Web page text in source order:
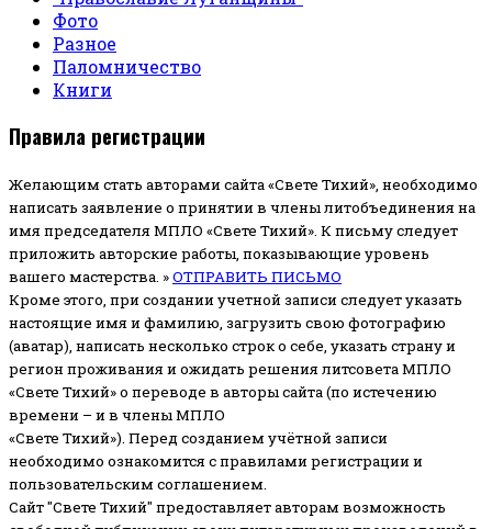
Фото
Разное
Паломничество
Книги
Правила регистрации
Желающим стать авторами сайта «Свете Тихий», необходимо
написать заявление о принятии в члены литобъединения на
имя председателя МПЛО «Свете Тихий». К письму следует
приложить авторские работы, показывающие уровень
вашего мастерства. »ОТПРАВИТЬ ПИСЬМО
Кроме этого, при создании учетной записи следует указать
настоящие имя и фамилию, загрузить свою фотографию
(аватар), написать несколько строк о себе, указать страну и
регион проживания и ожидать решения литсовета МПЛО
«Свете Тихий» о переводе в авторы сайта (по истечению
времени – и в члены МПЛО
«Свете Тихий»). Перед созданием учётной записи
необходимо ознакомится с правилами регистрации и
пользовательским соглашением.
Сайт "Свете Тихий" предоставляет авторам возможность